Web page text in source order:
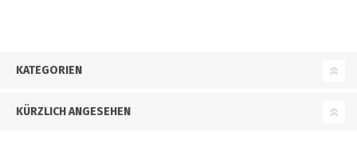
KATEGORIEN
KÜRZLICH ANGESEHEN